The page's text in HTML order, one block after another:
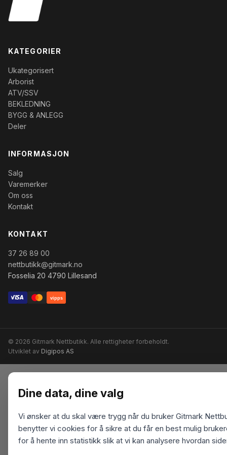
KATEGORIER
Ukategorisert
Arborist
ATV/SSV
BEKLEDNING
BYGG & ANLEGG
Deler
INFORMASJON
Salg
Varemerker
Om oss
Kontakt
KONTAKT
37 26 89 00
nettbutikk@gitmark.no
Fosselia 20 4790 Lillesand
vipps
© 2026 Gitmark Nettbutikk. Alle rettigheter forbeholdt.
Utviklet av Digipos AS
Dine data, dine valg
Vi ønsker at du skal være trygg når du bruker Gitmark
benytter vi cookies for å sikre at du får en best mulig
for å hente inn statistikk slik at vi kan analysere hvordan